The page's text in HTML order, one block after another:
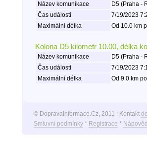
Název komunikace
D5 (Praha -
Čas události
7/19/2023
Maximální délka
Od 10.0 km
Kolona D5 kilometr 10.00, délka
Název komunikace
D5 (Praha -
Čas události
7/19/2023
Maximální délka
Od 9.0 km
© DopravaInformace.Cz, 2011 | Kontakt
Smluvní podmínky* Registrace *